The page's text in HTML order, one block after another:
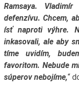
Ramsaya.
defenzívu. Chcem,
ísť naproti výhre.
inkasovali, ale aby
tíme uvidím,
favoritom. Nebude
súperov nebojíme,“